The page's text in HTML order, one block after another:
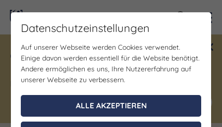
Gewinne ein Blind Date mit Saale-
Unstrut! Teilnahme vom 1.7. - 18.12.
möglich.
Jetzt mitmachen
Datenschutzeinstellungen
Auf unserer Webseite werden Cookies verwendet.
Einige davon werden essentiell für die Website benötigt.
Andere ermöglichen es uns, Ihre Nutzererfahrung auf
unserer Webseite zu verbessern.
ALLE AKZEPTIEREN